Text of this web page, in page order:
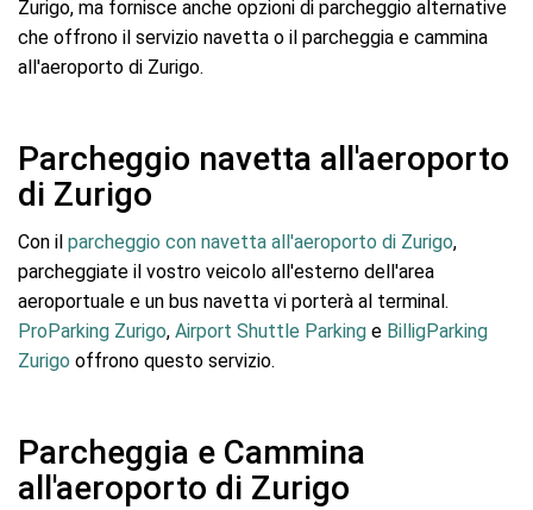
Zurigo, ma fornisce anche opzioni di parcheggio alternative
che offrono il servizio navetta o il parcheggia e cammina
all'aeroporto di Zurigo.
Parcheggio navetta all'aeroporto
di Zurigo
Con il parcheggio con navetta all'aeroporto di Zurigo,
parcheggiate il vostro veicolo all'esterno dell'area
aeroportuale e un bus navetta vi porterà al terminal.
ProParking Zurigo, Airport Shuttle Parking e BilligParking
Zurigo offrono questo servizio.
Parcheggia e Cammina
all'aeroporto di Zurigo